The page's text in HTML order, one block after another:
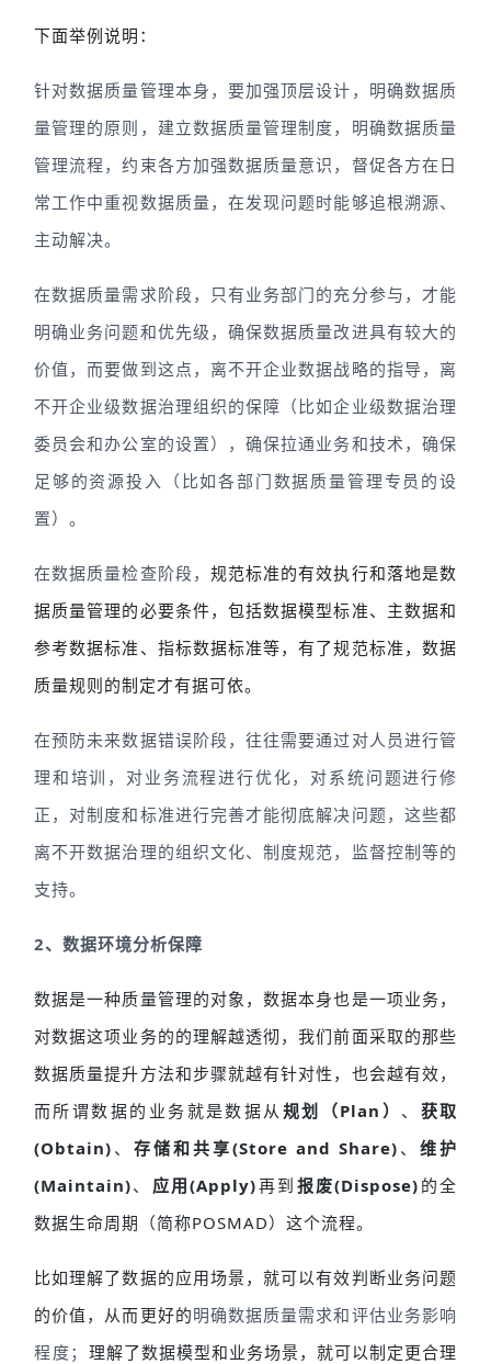
下面举例说明：
针对数据质量管理本身，要加强顶层设计，明确数据质
量管理的原则，建立数据质量管理制度，明确数据质量
管理流程，约束各方加强数据质量意识，督促各方在日
常工作中重视数据质量，在发现问题时能够追根溯源、
主动解决。
在数据质量需求阶段，只有业务部门的充分参与，才能
明确业务问题和优先级，确保数据质量改进具有较大的
价值，而要做到这点，离不开企业数据战略的指导，离
不开企业级数据治理组织的保障（比如企业级数据治理
委员会和办公室的设置），确保拉通业务和技术，确保
足够的资源投入（比如各部门数据质量管理专员的设
置）。
在数据质量检查阶段， 规范标准的有效执行和落地是数
据质量管理的必要条件，包括数据模型标准、主数据和
参考数据标准、指标数据标准等，有了规范标准，数据
质量规则的制定才有据可依。
在预防未来数据错误阶段，往往需要通过对人员进行管
理和培训，对业务流程进行优化，对系统问题进行修
正，对制度和标准进行完善才能彻底解决问题，这些都
离不开数据治理的组织文化、制度规范，监督控制等的
支持。
2、数据环境分析保障
数据是一种质量管理的对象，数据本身也是一项业务，
对数据这项业务的的理解越透彻，我们前面采取的那些
数据质量提升方法和步骤就越有针对性，也会越有效，
而所谓数据的业务就是数据从 规划（Plan） 、 获取
(Obtain) 、 存储和共享(Store and Share) 、 维护
(Maintain)、 应用(Apply)再到 报废(Dispose) 的全
数据生命周期（简称POSMAD）这个流程。
比如理解了数据的应用场景，就可以有效判断业务问题
的价值，从而更好的明确数据质量需求和评估业务影响
程度； 理解了数据模型和业务场景，就可以制定更合理